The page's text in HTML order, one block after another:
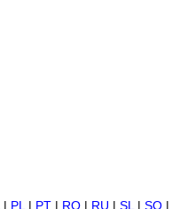
PL PT RO RU SL SO